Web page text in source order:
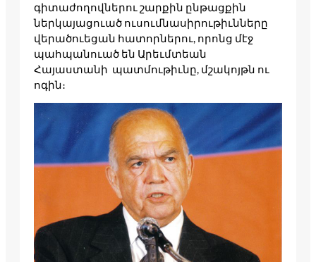
գիտաժողովներու շարքին ընթացքին
ներկայացուած ուսումնասիրութիւնները
վերածուեցան հատորներու, որոնց մէջ
պահպանուած են Արեւմտեան
Հայաստանի պատմութիւնը, մշակոյթն ու
ոգին։